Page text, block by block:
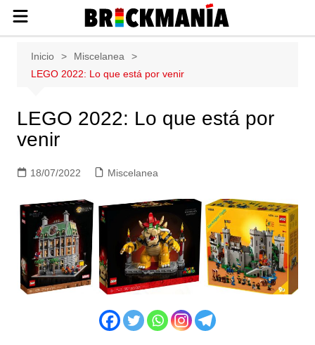
sobre las construcciones LEGO: Star
Wars, Harry Potter, City, Friends, Technic,
Inicio
Miscelanea
LEGO 2022: Lo que está por venir
LEGO 2022: Lo que está por
venir
18/07/2022 Miscelanea